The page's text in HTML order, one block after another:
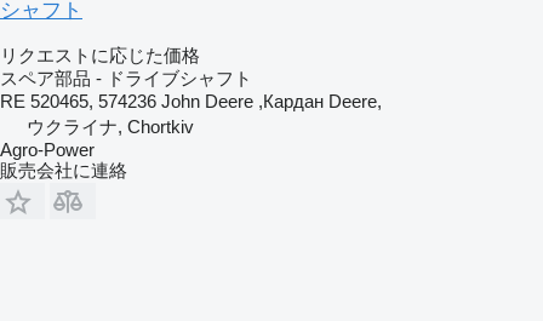
シャフト
リクエストに応じた価格
スペア部品 - ドライブシャフト
RE 520465, 574236 John Deere ,Кардан Deere,
ウクライナ, Chortkiv
Agro-Power
販売会社に連絡